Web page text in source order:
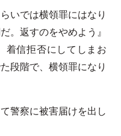
いでは横領罪にはなり
。返すのをやめよう』
着信拒否にしてしまお
段階で、横領罪になり
警察に被害届けを出し